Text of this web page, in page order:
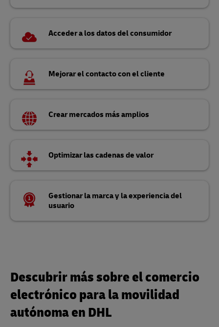
Acceder a los datos del consumidor
Mejorar el contacto con el cliente
Crear mercados más amplios
Optimizar las cadenas de valor
Gestionar la marca y la experiencia del
usuario
Descubrir más sobre el comercio
electrónico para la movilidad
autónoma en DHL